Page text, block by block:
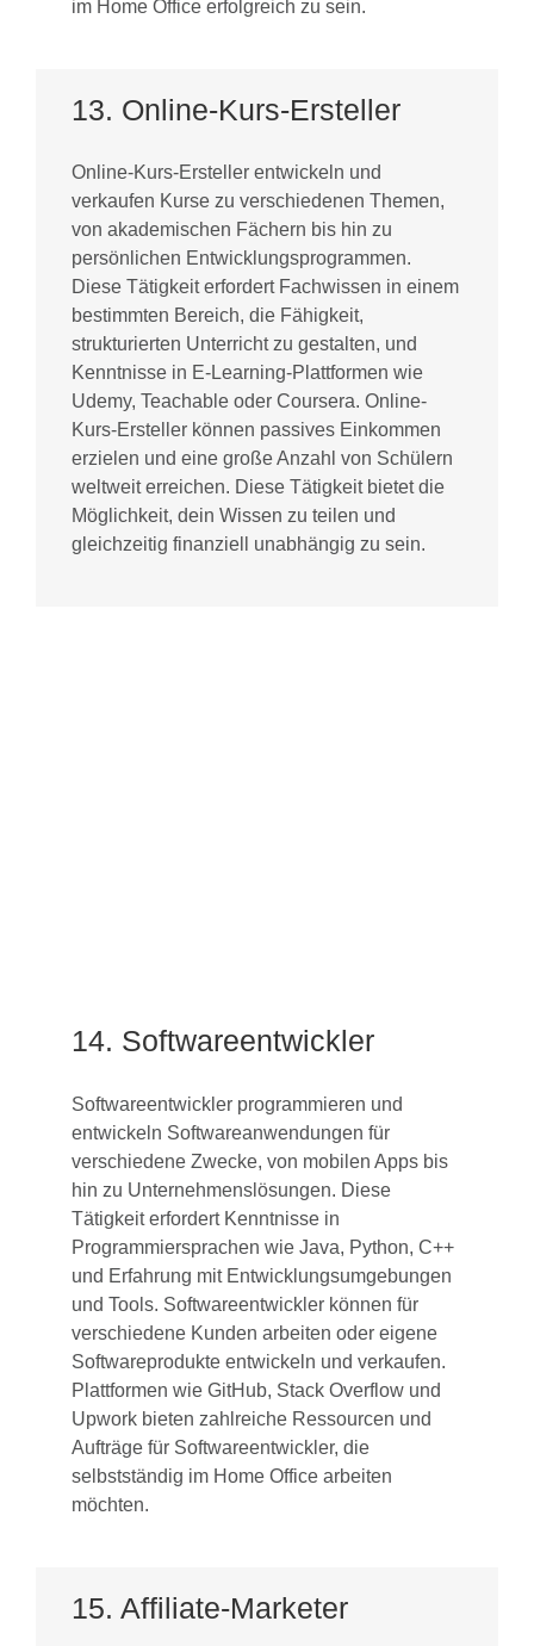
im Home Office erfolgreich zu sein.
13. Online-Kurs-Ersteller
Online-Kurs-Ersteller entwickeln und
verkaufen Kurse zu verschiedenen Themen,
von akademischen Fächern bis hin zu
persönlichen Entwicklungsprogrammen.
Diese Tätigkeit erfordert Fachwissen in einem
bestimmten Bereich, die Fähigkeit,
strukturierten Unterricht zu gestalten, und
Kenntnisse in E-Learning-Plattformen wie
Udemy, Teachable oder Coursera. Online-
Kurs-Ersteller können passives Einkommen
erzielen und eine große Anzahl von Schülern
weltweit erreichen. Diese Tätigkeit bietet die
Möglichkeit, dein Wissen zu teilen und
gleichzeitig finanziell unabhängig zu sein.
14. Softwareentwickler
Softwareentwickler programmieren und
entwickeln Softwareanwendungen für
verschiedene Zwecke, von mobilen Apps bis
hin zu Unternehmenslösungen. Diese
Tätigkeit erfordert Kenntnisse in
Programmiersprachen wie Java, Python, C++
und Erfahrung mit Entwicklungsumgebungen
und Tools. Softwareentwickler können für
verschiedene Kunden arbeiten oder eigene
Softwareprodukte entwickeln und verkaufen.
Plattformen wie GitHub, Stack Overflow und
Upwork bieten zahlreiche Ressourcen und
Aufträge für Softwareentwickler, die
selbstständig im Home Office arbeiten
möchten.
15. Affiliate-Marketer